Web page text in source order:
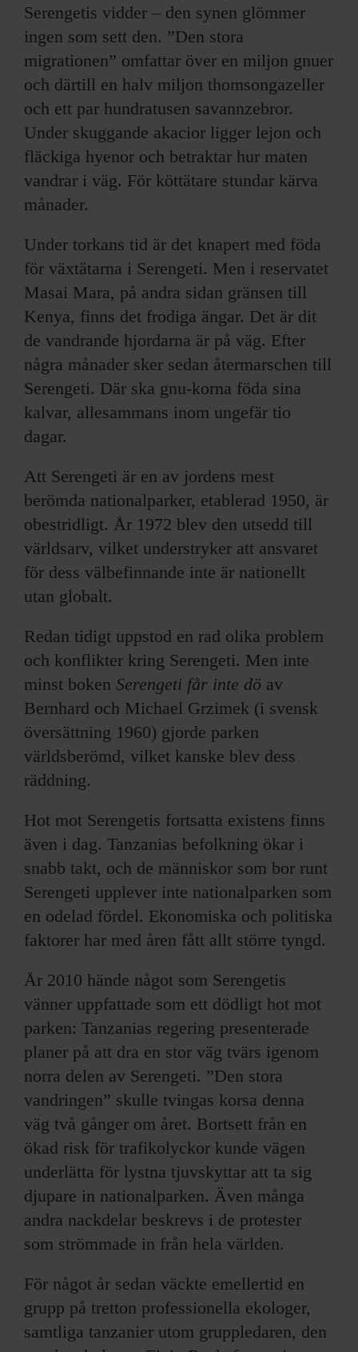
Serengetis vidder – den synen glömmer
ingen som sett den. ”Den stora
migrationen” omfattar över en miljon gnuer
och därtill en halv miljon thomsongazeller
och ett par hundratusen savannzebror.
Under skuggande akacior ligger lejon och
fläckiga hyenor och betraktar hur maten
vandrar i väg. För köttätare stundar kärva
månader.
Under torkans tid är det knapert med föda
för växtätarna i Serengeti. Men i reservatet
Masai Mara, på andra sidan gränsen till
Kenya, finns det frodiga ängar. Det är dit
de vandrande hjordarna är på väg. Efter
några månader sker sedan återmarschen till
Serengeti. Där ska gnu-korna föda sina
kalvar, allesammans inom ungefär tio
dagar.
Att Serengeti är en av jordens mest
berömda nationalparker, etablerad 1950, är
obestridligt. År 1972 blev den utsedd till
världsarv, vilket understryker att ansvaret
för dess välbefinnande inte är nationellt
utan globalt.
Redan tidigt uppstod en rad olika problem
och konflikter kring Serengeti. Men inte
minst boken Serengeti får inte dö av
Bernhard och Michael Grzimek (i svensk
översättning 1960) gjorde parken
världsberömd, vilket kanske blev dess
räddning.
Hot mot Serengetis fortsatta existens finns
även i dag. Tanzanias befolkning ökar i
snabb takt, och de människor som bor runt
Serengeti upplever inte nationalparken som
en odelad fördel. Ekonomiska och politiska
faktorer har med åren fått allt större tyngd.
År 2010 hände något som Serengetis
vänner uppfattade som ett dödligt hot mot
parken: Tanzanias regering presenterade
planer på att dra en stor väg tvärs igenom
norra delen av Serengeti. ”Den stora
vandringen” skulle tvingas korsa denna
väg två gånger om året. Bortsett från en
ökad risk för trafikolyckor kunde vägen
underlätta för lystna tjuvskyttar att ta sig
djupare in nationalparken. Även många
andra nackdelar beskrevs i de protester
som strömmade in från hela världen.
För något år sedan väckte emellertid en
grupp på tretton professionella ekologer,
samtliga tanzanier utom gruppledaren, den